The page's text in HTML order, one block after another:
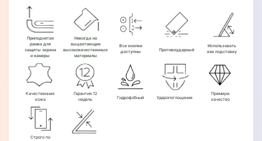
Приподнятая
рамка для
защиты экрана
и камеры
Никогда не
выцветающие
высококачественные
материалы
Все кнопки
доступны
Противоударный
Использовать
как подставку
Качественная
кожа
Гарантия 12
недель
Гидрофобный Ударопоглощение
Премиум
качество
Строго по